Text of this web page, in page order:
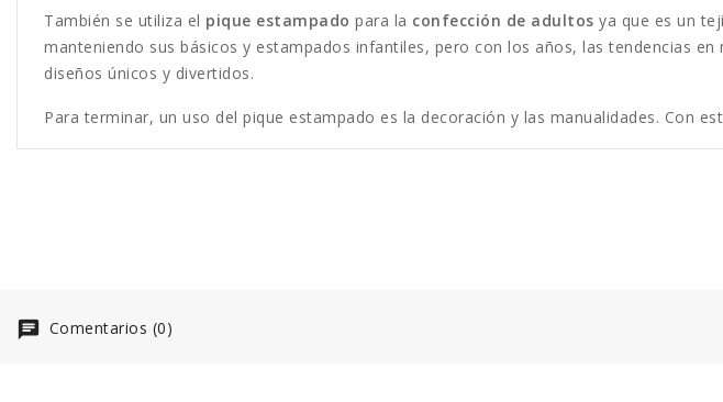
También se utiliza el pique estampado para la confección de adultos ya que es un
manteniendo sus básicos y estampados infantiles, pero con los años, las tendencias
diseños únicos y divertidos.
Para terminar, un uso del pique estampado es la decoración y las manualidades. Con
Comentarios (0)